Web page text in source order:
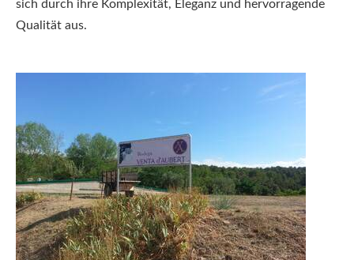
sich durch ihre Komplexität, Eleganz und hervorragende
Qualität aus.